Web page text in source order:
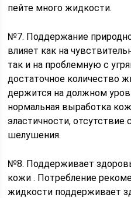
пейте много жидкости.
№7. Поддержание
влияет как на
так и на проблемную с
достаточное количество
держится на должном
нормальная выработка
эластичности, отсутствие
шелушения.
№8. Поддерживает
кожи . Потребление
жидкости поддерживает